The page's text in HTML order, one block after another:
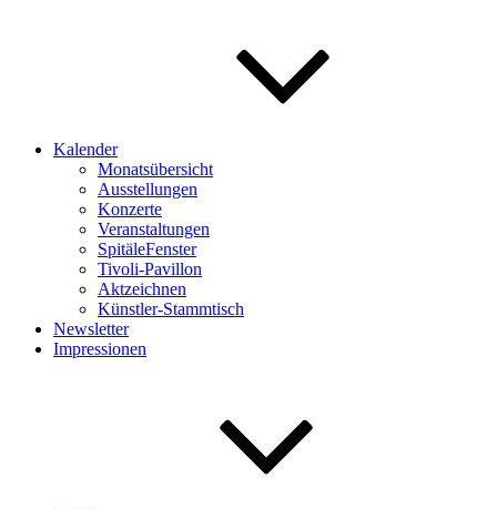
Kalender
Monatsübersicht
Ausstellungen
Konzerte
Veranstaltungen
SpitäleFenster
Tivoli-Pavillon
Aktzeichnen
Künstler-Stammtisch
Newsletter
Impressionen